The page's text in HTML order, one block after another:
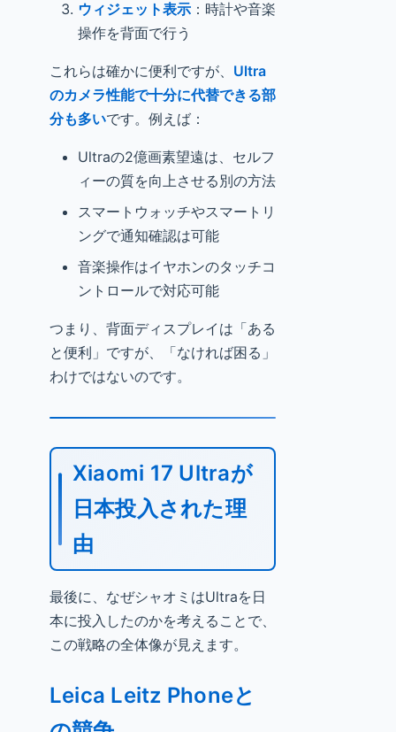
ウィジェット表示 ：時計や音楽
操作を背面で行う
これらは確かに便利ですが、 Ultra
のカメラ性能で十分に代替できる部
分も多いです。例えば：
Ultraの2億画素望遠は、セルフ
ィーの質を向上させる別の方法
スマートウォッチやスマートリ
ングで通知確認は可能
音楽操作はイヤホンのタッチコ
ントロールで対応可能
つまり、背面ディスプレイは「ある
と便利」ですが、「なければ困る」
わけではないのです。
Xiaomi 17 Ultraが
日本投入された理
由
最後に、なぜシャオミはUltraを日
本に投入したのかを考えることで、
この戦略の全体像が見えます。
Leica Leitz Phoneと